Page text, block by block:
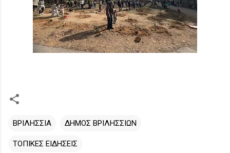
ΒΡΙΛΗΣΣΙΑ ΔΗΜΟΣ ΒΡΙΛΗΣΣΙΩΝ
ΤΟΠΙΚΕΣ ΕΙΔΗΣΕΙΣ